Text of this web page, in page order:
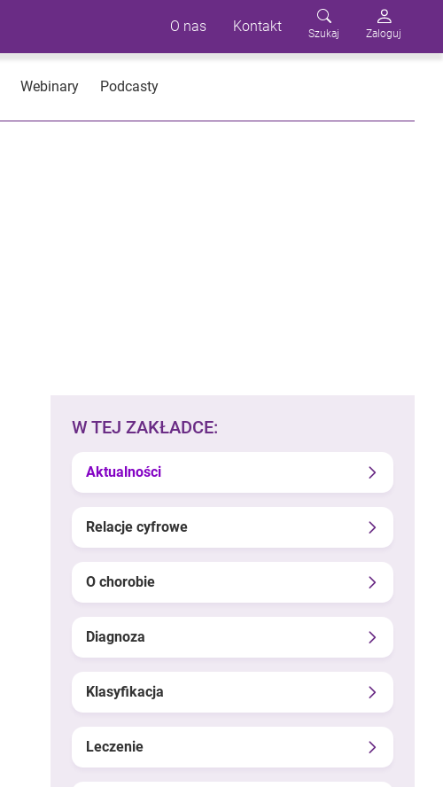
O nas Kontakt Szukaj Zaloguj
Webinary Podcasty
W TEJ ZAKŁADCE:
Aktualności
Relacje cyfrowe
O chorobie
Diagnoza
Klasyfikacja
Leczenie